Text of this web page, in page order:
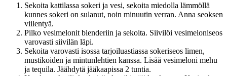
Sekoita kattilassa sokeri ja vesi, sekoita miedolla lämmöllä
kunnes sokeri on sulanut, noin minuutin verran. Anna seoksen
viilentyä.
Pilko vesimelonit blenderiin ja sekoita. Siivilöi vesimeloniseos
varovasti siivilän läpi.
Sekoita varovasti isossa tarjoiluastiassa sokeriseos limen,
mustikoiden ja mintunlehtien kanssa. Lisää vesimeloni mehu
ja tequila. Jäähdytä jääkaapissa 2 tuntia.